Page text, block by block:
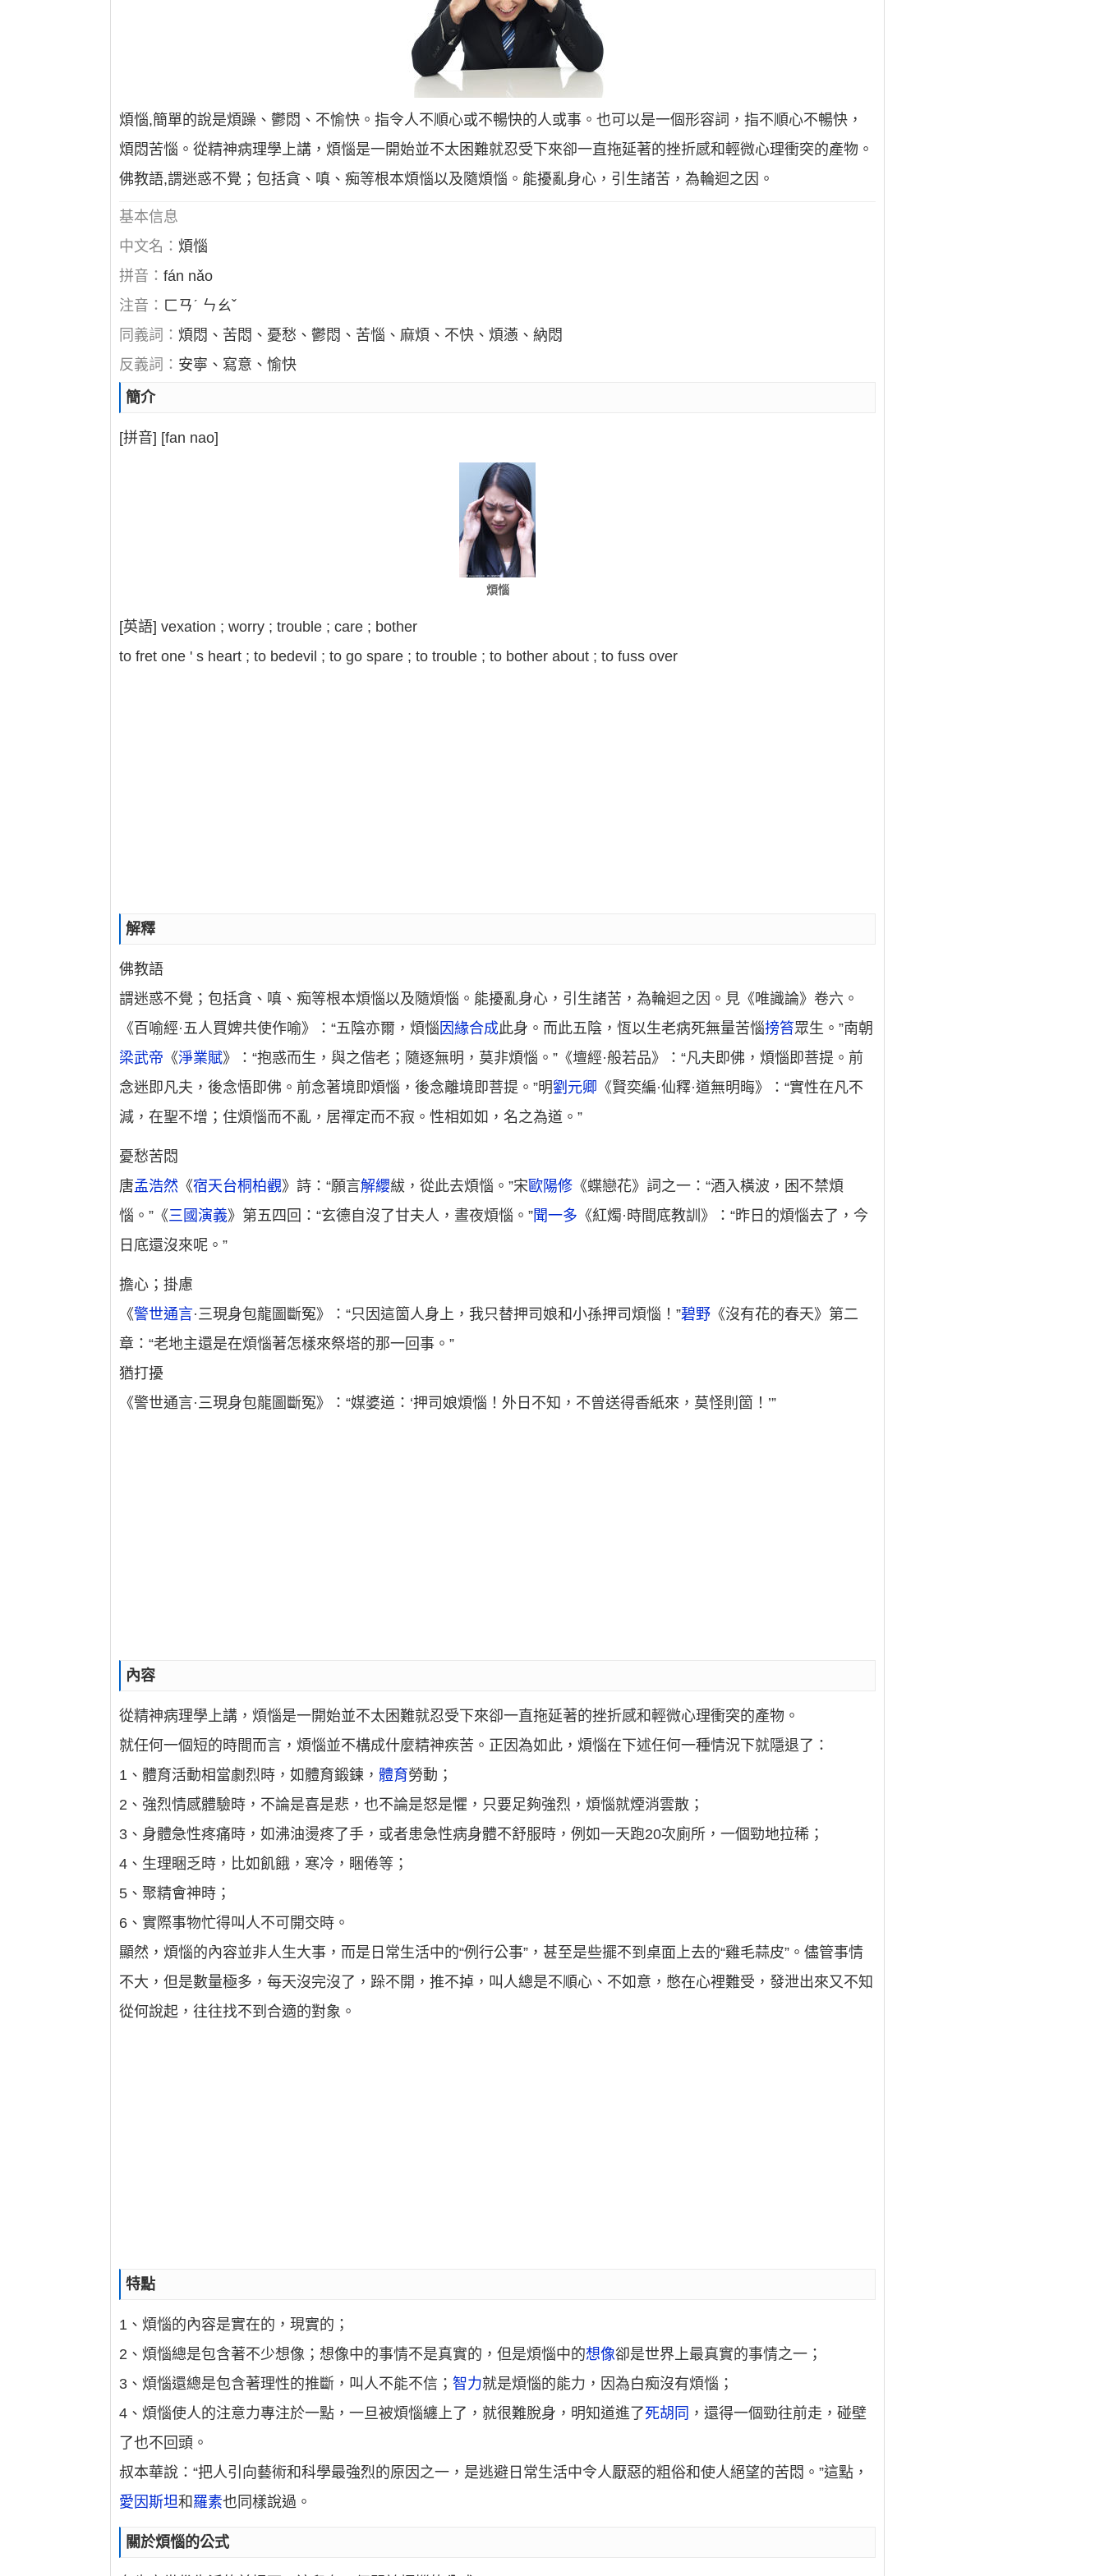
煩惱,簡單的說是煩躁、鬱悶、不愉快。指令人不順心或不暢快的人或事。也可以是一個形容詞，指不順心不暢快，
煩悶苦惱。從精神病理學上講，煩惱是一開始並不太困難就忍受下來卻一直拖延著的挫折感和輕微心理衝突的產物。
佛教語,謂迷惑不覺；包括貪、嗔、痴等根本煩惱以及隨煩惱。能擾亂身心，引生諸苦，為輪迴之因。
基本信息
中文名：煩惱
拼音：fán nǎo
注音： ㄈㄢˊ ㄣㄠˇ
同義詞：煩悶、苦悶、憂愁、鬱悶、苦惱、麻煩、不快、煩懣、納悶
反義詞： 安寧、寫意、愉快
簡介
[拼音] [fan nao]
煩惱
[英語] vexation ; worry ; trouble ; care ; bother
to fret one ' s heart ; to bedevil ; to go spare ; to trouble ; to bother about ; to fuss over
解釋
佛教語
謂迷惑不覺；包括貪、嗔、痴等根本煩惱以及隨煩惱。能擾亂身心，引生諸苦，為輪迴之因。見《唯識論》卷六。
《百喻經·五人買婢共使作喻》：“五陰亦爾，煩惱 因緣合成此身。而此五陰，恆以生老病死無量苦惱搒笞眾生。”南朝
梁武帝 《淨業賦》：“抱惑而生，與之偕老；隨逐無明，莫非煩惱。”《壇經·般若品》：“凡夫即佛，煩惱即菩提。前
念迷即凡夫，後念悟即佛。前念著境即煩惱，後念離境即菩提。”明劉元卿 《賢奕編·仙釋·道無明晦》：“實性在凡不
減，在聖不增；住煩惱而不亂，居禪定而不寂。性相如如，名之為道。”
憂愁苦悶
唐孟浩然 《宿天台桐柏觀》詩：“願言解纓紱，從此去煩惱。”宋歐陽修 《蝶戀花》詞之一：“酒入橫波，困不禁煩
惱。”《三國演義》第五四回：“玄德自沒了甘夫人，晝夜煩惱。”聞一多 《紅燭·時間底教訓》：“昨日的煩惱去了，今
日底還沒來呢。”
擔心；掛慮
《警世通言·三現身包龍圖斷冤》：“只因這箇人身上，我只替押司娘和小孫押司煩惱！”碧野 《沒有花的春天》第二
章：“老地主還是在煩惱著怎樣來祭塔的那一回事。”
猶打擾
《警世通言·三現身包龍圖斷冤》：“媒婆道：‘押司娘煩惱！外日不知，不曾送得香紙來，莫怪則箇！’”
內容
從精神病理學上講，煩惱是一開始並不太困難就忍受下來卻一直拖延著的挫折感和輕微心理衝突的產物。
就任何一個短的時間而言，煩惱並不構成什麼精神疾苦。正因為如此，煩惱在下述任何一種情況下就隱退了：
1、體育活動相當劇烈時，如體育鍛鍊， 體育勞動；
2、強烈情感體驗時，不論是喜是悲，也不論是怒是懼，只要足夠強烈，煩惱就煙消雲散；
3、身體急性疼痛時，如沸油燙疼了手，或者患急性病身體不舒服時，例如一天跑20次廁所，一個勁地拉稀；
4、生理睏乏時，比如飢餓，寒冷，睏倦等；
5、聚精會神時；
6、實際事物忙得叫人不可開交時。
顯然，煩惱的內容並非人生大事，而是日常生活中的“例行公事”，甚至是些擺不到桌面上去的“雞毛蒜皮”。儘管事情
不大，但是數量極多，每天沒完沒了，跺不開，推不掉，叫人總是不順心、不如意，憋在心裡難受，發泄出來又不知
從何說起，往往找不到合適的對象。
特點
1、煩惱的內容是實在的，現實的；
2、煩惱總是包含著不少想像；想像中的事情不是真實的，但是煩惱中的想像卻是世界上最真實的事情之一；
3、煩惱還總是包含著理性的推斷，叫人不能不信；智力就是煩惱的能力，因為白痴沒有煩惱；
4、煩惱使人的注意力專注於一點，一旦被煩惱纏上了，就很難脫身，明知道進了死胡同 ，還得一個勁往前走，碰壁
了也不回頭。
叔本華說：“把人引向藝術和科學最強烈的原因之一，是逃避日常生活中令人厭惡的粗俗和使人絕望的苦悶。”這點，
愛因斯坦和 羅素也同樣說過。
關於煩惱的公式